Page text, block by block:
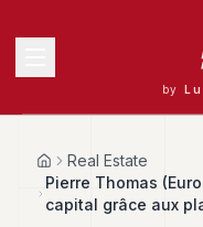
by
HomeReal Estate
Pierre Thomas
capital grâce aux